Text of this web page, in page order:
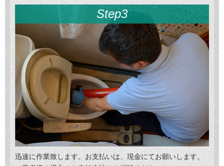
Step3
迅速に作業致します。お支払いは、現金にてお願いします。